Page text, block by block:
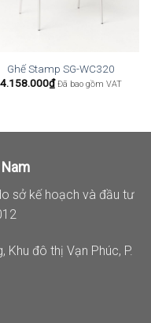
Ghế Stamp SG-WC320
4.158.000₫ Đã bao gồm VAT
sở kế hoạch và đầu tư
Khu đô thị Vạn Phúc, P.